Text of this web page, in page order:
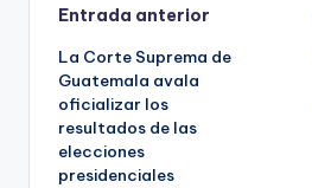
Navegación
de
entradas
Entrada anterior
La Corte Suprema de
Guatemala avala
oficializar los
resultados de las
elecciones
presidenciales